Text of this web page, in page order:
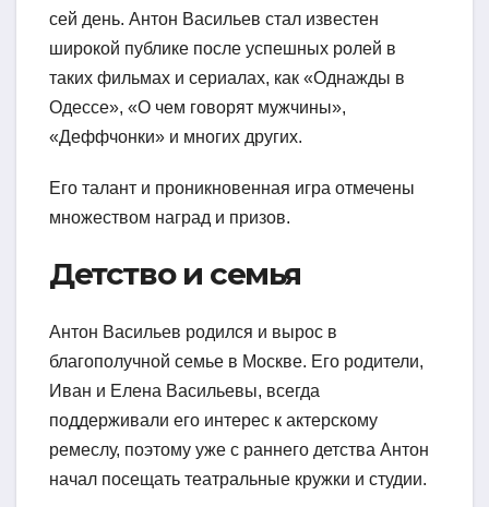
сей день. Антон Васильев стал известен
широкой публике после успешных ролей в
таких фильмах и сериалах, как «Однажды в
Одессе», «О чем говорят мужчины»,
«Деффчонки» и многих других.
Его талант и проникновенная игра отмечены
множеством наград и призов.
Детство и семья
Антон Васильев родился и вырос в
благополучной семье в Москве. Его родители,
Иван и Елена Васильевы, всегда
поддерживали его интерес к актерскому
ремеслу, поэтому уже с раннего детства Антон
начал посещать театральные кружки и студии.